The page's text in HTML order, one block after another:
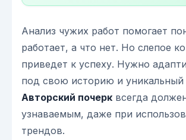
Анализ чужих работ помогает
работает, а что нет. Но слепое
приведет к успеху. Нужно
под свою историю и уникальный
Авторский почерк всегда
узнаваемым, даже при
трендов.